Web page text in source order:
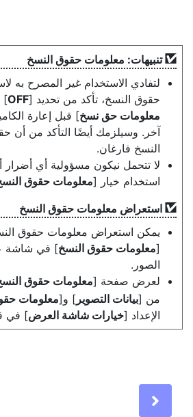
تنبيهات: معلومات حقوق النسخ
لتفادي الاستخدام غير المصرح به
حقوق النسخ، تأكد من تحديد [OFF
]
معلومات حق نسخ] قبل إعارة
آخر. وسيلزمك أيضًا التأكد من أن
النسخ فارغان.
لا تتحمل نيكون مسؤولية أي أضرار
استخدام خيار [معلومات حقوق
استعراض معلومات حقوق النسخ
يمكن استعراض معلومات حقوق
[معلومات حقوق النسخ] في شاشة
الصور.
لعرض صفحة [معلومات حقوق
من [بيانات التصوير ] و[معلومات
الإعداد [خيارات شاشة العرض] في